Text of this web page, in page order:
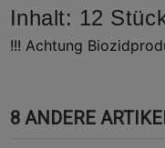
Inhalt: 12
!!! Achtung
8 ANDERE